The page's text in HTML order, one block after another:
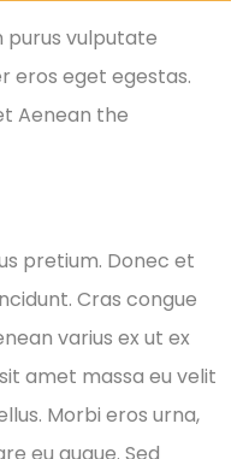
vulputate
eros eget egestas.
Aenean the
pretium. Donec et
Cras congue
varius ex ut ex
amet massa eu velit
Morbi eros urna,
eu augue. Sed